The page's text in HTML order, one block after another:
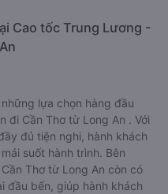
Cao tốc Trung Lương -
lựa chọn hàng đầu
đi Cần Thơ từ Long An . Với
đủ tiện nghi, hành khách
suốt hành trình. Bên
Thơ từ Long An còn có
đầu bến, giúp hành khách